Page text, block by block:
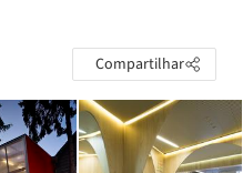
Compartilhar